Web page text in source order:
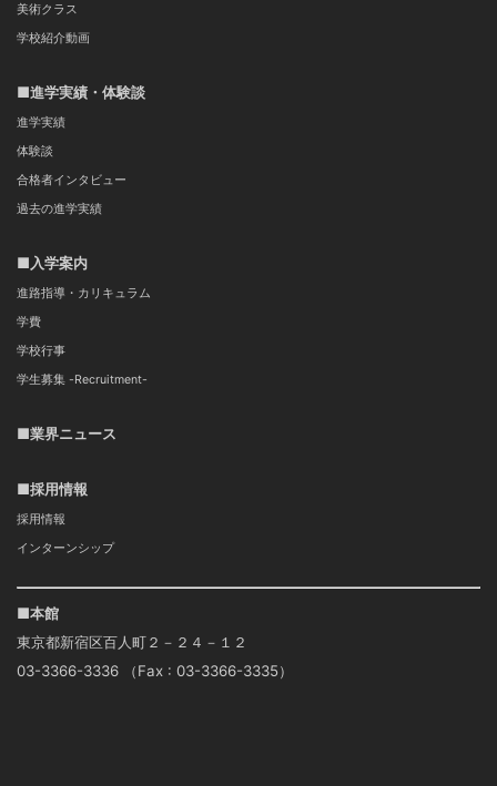
美術クラス
学校紹介動画
■進学実績・体験談
進学実績
体験談
合格者インタビュー
過去の進学実績
■入学案内
進路指導・カリキュラム
学費
学校行事
学生募集 -Recruitment-
■業界ニュース
■採用情報
採用情報
インターンシップ
■本館
東京都新宿区百人町２－２４－１２
03-3366-3336 （Fax : 03-3366-3335）